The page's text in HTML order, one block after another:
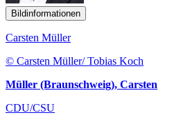
Bildinformationen
Carsten Müller
© Carsten Müller/ Tobias Koch
Müller (Braunschweig), Carsten
CDU/CSU